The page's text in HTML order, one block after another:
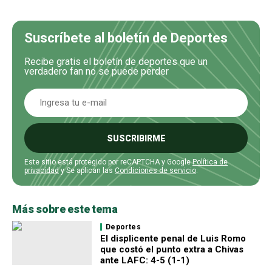
Suscríbete al boletín de Deportes
Recibe gratis el boletín de deportes que un
verdadero fan no se puede perder
SUSCRIBIRME
Este sitio está protegido por reCAPTCHA y GooglePolítica de
privacidady Se aplican las Condiciones de servicio.
Más sobre este tema
Deportes
El displicente penal de Luis Romo
que costó el punto extra a Chivas
ante LAFC: 4-5 (1-1)